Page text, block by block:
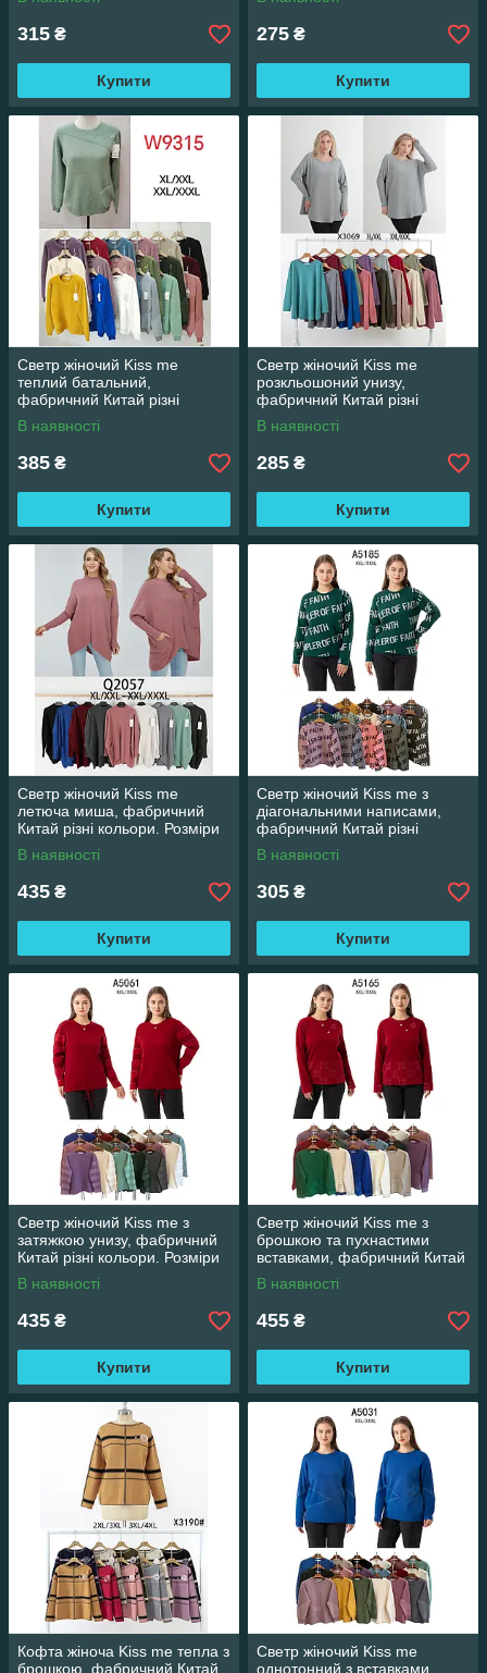
3XL/4XL
315 ₴
Купити
275 ₴
Купити
Светр жіночий Kiss me
теплий батальний,
фабричний Китай різні
кольори. Розміри XL/XXL -
XXL/XXXL
В наявності
385 ₴
Купити
Светр жіночий Kiss me
розкльошоний унизу,
фабричний Китай різні
кольори. Розміри XL/XXL -
XXL/XXXL
В наявності
285 ₴
Купити
Светр жіночий Kiss me
летюча миша, фабричний
Китай різні кольори. Розміри
XL/XXL - XXL/XXXL
В наявності
435 ₴
Купити
Светр жіночий Kiss me з
діагональними написами,
фабричний Китай різні
кольори. Розміри XXL/XXXL
В наявності
305 ₴
Купити
Светр жіночий Kiss me з
затяжкою унизу, фабричний
Китай різні кольори. Розміри
XXL/XXXL
В наявності
435 ₴
Купити
Светр жіночий Kiss me з
брошкою та пухнастими
вставками, фабричний Китай
різні кольори. Розміри
XXL/XXXL
В наявності
455 ₴
Купити
Кофта жіноча Kiss me тепла з
брошкою, фабричний Китай
Светр жіночий Kiss me
однотонний з вставками,